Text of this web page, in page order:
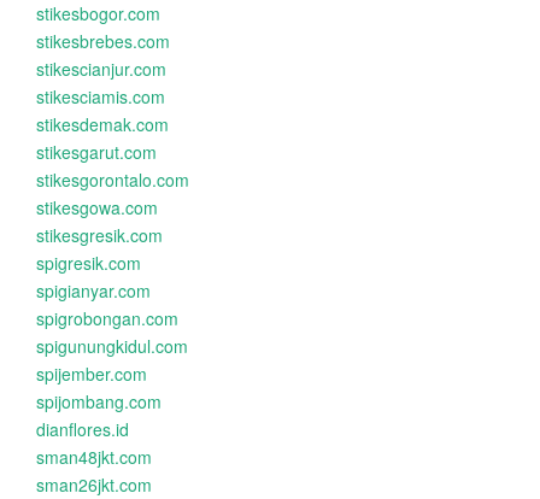
stikesbogor.com
stikesbrebes.com
stikescianjur.com
stikesciamis.com
stikesdemak.com
stikesgarut.com
stikesgorontalo.com
stikesgowa.com
stikesgresik.com
spigresik.com
spigianyar.com
spigrobongan.com
spigunungkidul.com
spijember.com
spijombang.com
dianflores.id
sman48jkt.com
sman26jkt.com